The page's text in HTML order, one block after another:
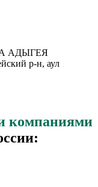
АДЫГЕЯ
р-н, аул
компаниями